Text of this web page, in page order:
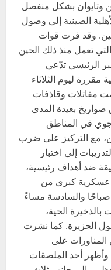
وتايوان بشكل منفصل
الأهلية الصينية إلى وصول
وقد فرت قوات
تعمل منذ ذلك الحين
الرئيسي تدّعي
مقررة ليوم الثلاثاء
مقاتلات وقاذفات
بعيدة المدى
في المناطق
مع التركيز على ضرب
إلى اختبار
ضد أهداف رئيسية،
عسكرية كبرى من
صباحًا والسادسة مساءً
بالذخيرة الحية،
الجزيرة. كما نشرت
على
وأظهر أحد الملصقات